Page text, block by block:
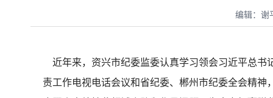
编辑：谢
近年来，资兴市纪委监委认真学习领会习近平总书
责工作电视电话会议和省纪委、郴州市纪委全会精